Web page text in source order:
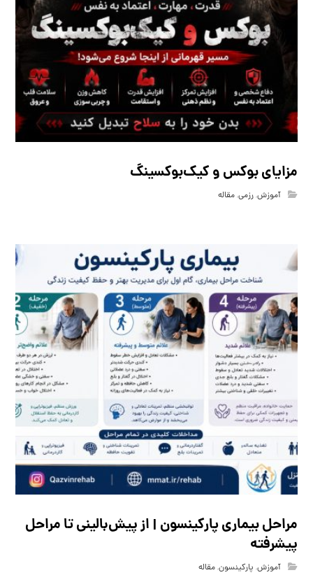
مزایای بوکس و کیک‌بوکسینگ
آموزش,رزمی,مقاله
مراحل بیماری پارکینسون | از پیش‌بالینی تا مراحل
پیشرفته
آموزش, پارکینسون,مقاله